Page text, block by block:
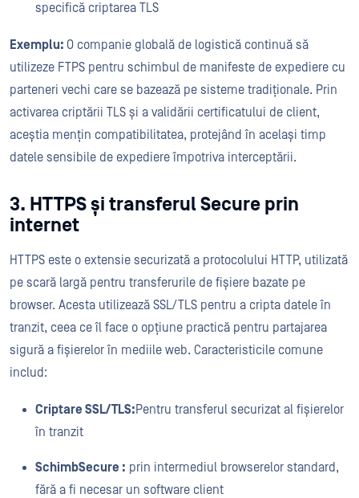
specifică criptarea TLS
Exemplu: O companie globală de logistică continuă să
utilizeze FTPS pentru schimbul de manifeste de expediere cu
parteneri vechi care se bazează pe sisteme tradiționale. Prin
activarea criptării TLS și a validării certificatului de client,
aceștia mențin compatibilitatea, protejând în același timp
datele sensibile de expediere împotriva interceptării.
3. HTTPS și transferul Secure prin
internet
HTTPS este o extensie securizată a protocolului HTTP, utilizată
pe scară largă pentru transferurile de fișiere bazate pe
browser. Acesta utilizează SSL/TLS pentru a cripta datele în
tranzit, ceea ce îl face o opțiune practică pentru partajarea
sigură a fișierelor în mediile web. Caracteristicile comune
includ:
Criptare SSL/TLS:Pentru transferul securizat al fișierelor
în tranzit
SchimbSecure : prin intermediul browserelor standard,
fără a fi necesar un software client